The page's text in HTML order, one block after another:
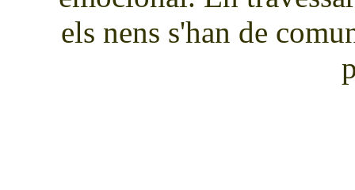
els nens s'han de